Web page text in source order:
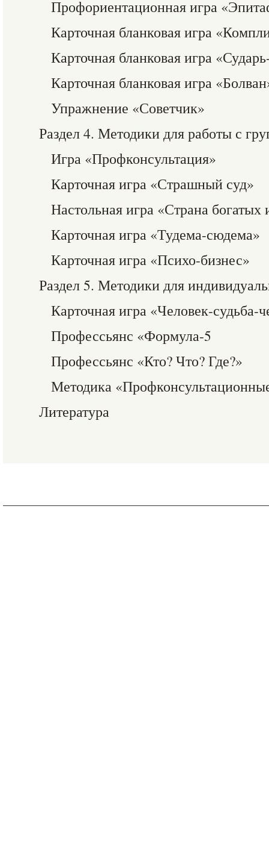
Профориентационная игра
Карточная бланковая игра
Карточная бланковая игра
Карточная бланковая игра
Упражнение «Советчик»
Раздел 4. Методики для работы с
Игра «Профконсультация»
Карточная игра «Страшный суд»
Настольная игра «Страна
Карточная игра «Тудема-сюдема»
Карточная игра «Психо-бизнес»
Раздел 5. Методики для
Карточная игра «Человек-судьба-
Профессьянс «Формула-5
Профессьянс «Кто? Что? Где?»
Методика
Литература